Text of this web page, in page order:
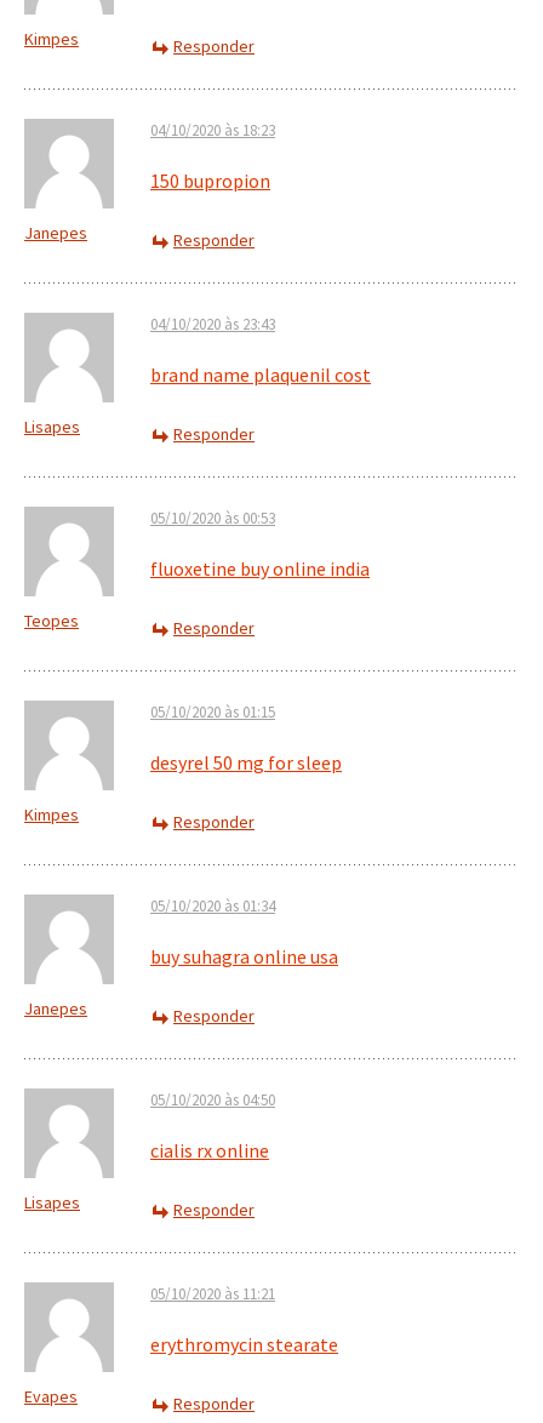
Kimpes Responder
Janepes
04/10/2020 às 18:23
150 bupropion
Responder
Lisapes
04/10/2020 às 23:43
brand name plaquenil cost
Responder
Teopes
05/10/2020 às 00:53
fluoxetine buy online india
Responder
Kimpes
05/10/2020 às 01:15
desyrel 50 mg for sleep
Responder
Janepes
05/10/2020 às 01:34
buy suhagra online usa
Responder
Lisapes
05/10/2020 às 04:50
cialis rx online
Responder
Evapes
05/10/2020 às 11:21
erythromycin stearate
Responder